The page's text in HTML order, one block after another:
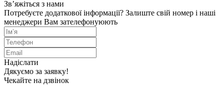
Зв’яжіться з нами
Потребуєте додаткової інформації? Залиште свій номер і наші
менеджери Вам зателефонуюють
Надіслати
Дякуємо за заявку!
Чекайте на дзвінок